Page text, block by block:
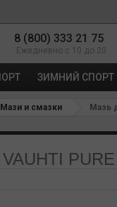
8 (800) 333 21 75
Ежедневно с 10 до 20
ЗИМНИЙ СПОРТ
Мази и смазки Мазь